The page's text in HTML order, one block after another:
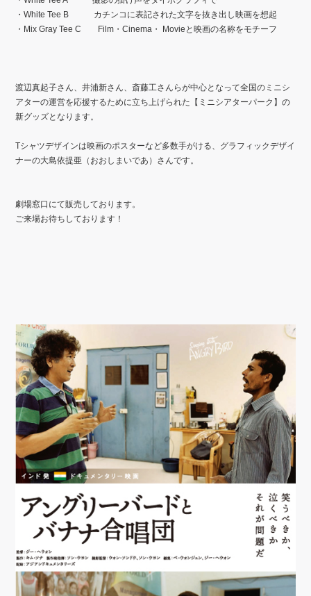
・White Tee B カチンコに表記された文字を抜き出し映画を想起
・Mix Gray Tee C Film・Cinema・ Movieと映画の名称をモチーフ
渡辺真起子さん、井浦新さん、斎藤工さんらが中心となって全国のミニシ
アターの運営を応援するために立ち上げられた【ミニシアターパーク】の
新グッズとなります。
Tシャツデザインは映画のポスターなど多数手がける、グラフィックデザイ
ナーの大島依提亜（おおしまいであ）さんです。
劇場窓口にて販売しております。
ご来場お待ちしております！